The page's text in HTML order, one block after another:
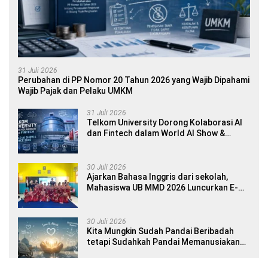
31 Juli 2026
Perubahan di PP Nomor 20 Tahun 2026 yang Wajib Dipahami
Wajib Pajak dan Pelaku UMKM
31 Juli 2026
Telkom University Dorong Kolaborasi AI
dan Fintech dalam World AI Show &
30 Juli 2026
Ajarkan Bahasa Inggris dari sekolah,
Mahasiswa UB MMD 2026 Luncurkan E-
30 Juli 2026
Kita Mungkin Sudah Pandai Beribadah
tetapi Sudahkah Pandai Memanusiakan